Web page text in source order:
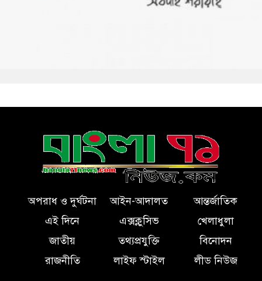
অপরাধ ও দুর্ঘটনা আইন-আদালত
আন্তর্জাতিক
এই দিনে
এক্সক্লুসিভ
খেলাধুলা
জাতীয়
তথ্যপ্রযুক্তি
বিনোদন
রাজনীতি
লাইফ স্টাইল লীড নিউজ